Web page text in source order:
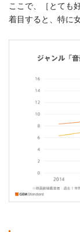
ここで、［とても
着目すると、特に